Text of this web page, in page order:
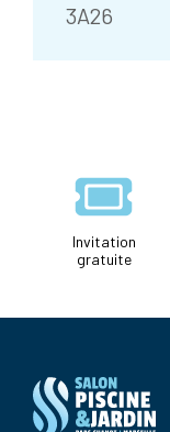
3A26
Invitation
gratuite